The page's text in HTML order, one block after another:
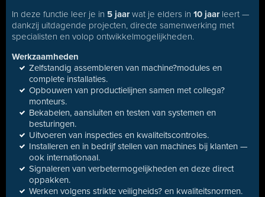
In deze functie leer je in 5 jaarwat je elders in 10 jaarleert —
dankzij uitdagende projecten, directe samenwerking met
specialisten en volop ontwikkelmogelijkheden.
Werkzaamheden
Zelfstandig assembleren van machine?modules en
complete installaties.
Opbouwen van productielijnen samen met collega?
monteurs.
Bekabelen, aansluiten en testen van systemen en
besturingen.
Uitvoeren van inspecties en kwaliteitscontroles.
Installeren en in bedrijf stellen van machines bij klanten —
ook internationaal.
Signaleren van verbetermogelijkheden en deze direct
oppakken.
Werken volgens strikte veiligheids? en kwaliteitsnormen.